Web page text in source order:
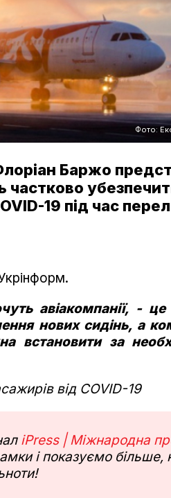
Фото:
Баржо
частково
19 під час
авіакомпанії, -
нових сидінь, а
встановити за
від COVID-19
iPress | Міжнародна
і показуємо більше,